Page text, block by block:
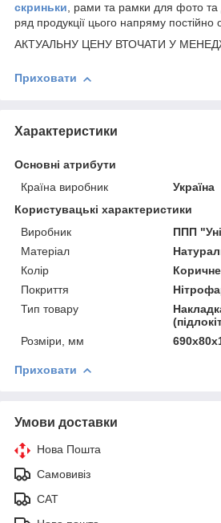
скриньки, рами та рамки для фото
ряд продукції цього напряму постійно
АКТУАЛЬНУ ЦЕНУ ВТОЧАТИ У
Приховати
Характеристики
Основні атрибути
Країна виробник
Україна
Користувацькі характеристики
Виробник
ППП
Матеріал
Колір
Покриття
Тип товару
Розміри, мм
Приховати
Умови доставки
Нова Пошта
Самовивіз
САТ